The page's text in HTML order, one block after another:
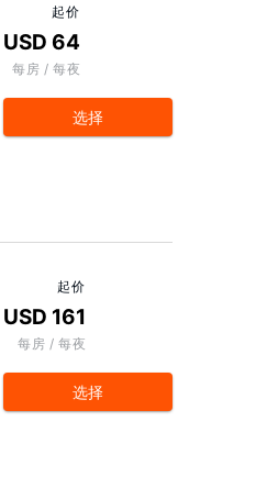
起价
USD 64
每房 / 每夜
选择
起价
USD 161
每房 / 每夜
选择